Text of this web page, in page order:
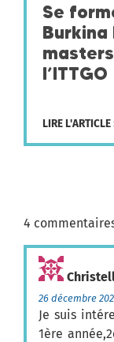
Se
Burkina
l’ITTGO
LIRE L'ARTICLE
4
26 décembre
Je suis
1ère